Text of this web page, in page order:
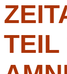
TEIL